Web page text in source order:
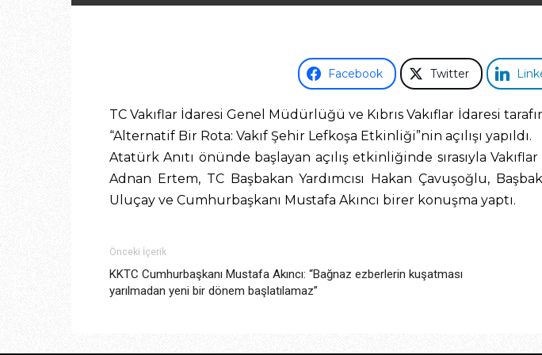
Facebook Twitter
TC Vakıflar İdaresi Genel Müdürlüğü ve Kıbrıs Vakıflar İdaresi
“Alternatif Bir Rota: Vakıf Şehir Lefkoşa Etkinliği”nin açılışı yapıldı.
Atatürk Anıtı önünde başlayan açılış etkinliğinde sırasıyla
Adnan Ertem, TC Başbakan Yardımcısı Hakan Çavuşoğlu,
Uluçay ve Cumhurbaşkanı Mustafa Akıncı birer konuşma yaptı.
Önceki İçerik
KKTC Cumhurbaşkanı Mustafa Akıncı: “Bağnaz ezberlerin kuşatması
yarılmadan yeni bir dönem başlatılamaz”